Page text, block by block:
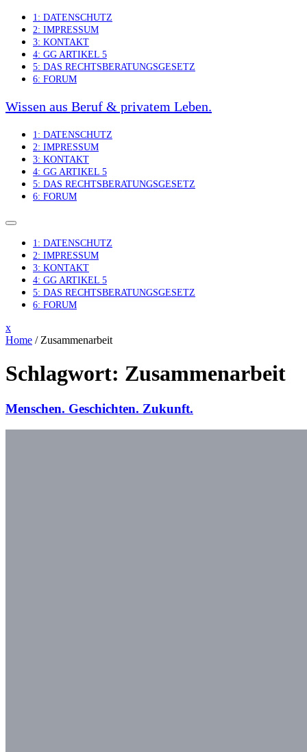
Skip
content
1: DATENSCHUTZ
2: IMPRESSUM
3: KONTAKT
4: GG ARTIKEL 5
5: DAS RECHTSBERATUNGSGESETZ
6: FORUM
Wissen aus Beruf & privatem Leben.
1: DATENSCHUTZ
2: IMPRESSUM
3: KONTAKT
4: GG ARTIKEL 5
5: DAS RECHTSBERATUNGSGESETZ
6: FORUM
1: DATENSCHUTZ
2: IMPRESSUM
3: KONTAKT
4: GG ARTIKEL 5
5: DAS RECHTSBERATUNGSGESETZ
6: FORUM
xClose
Menu
Home / Zusammenarbeit
Schlagwort: Zusammenarbeit
Menschen. Geschichten. Zukunft.